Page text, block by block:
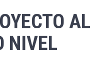
AL
NIVEL